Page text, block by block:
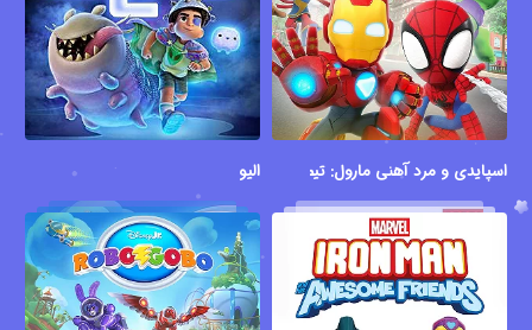
اسپایدی و مرد آهنی مارول: تیم انتقام جویان
الیو